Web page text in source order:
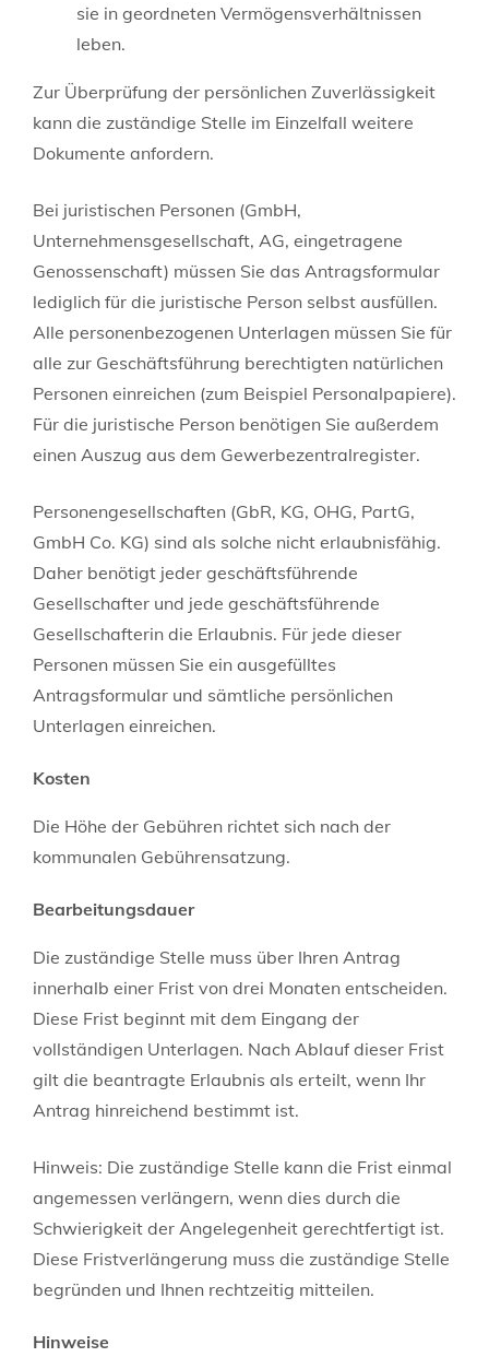
sie in geordneten Vermögensverhältnissen
leben.
Zur Überprüfung der persönlichen Zuverlässigkeit
kann die zuständige Stelle im Einzelfall weitere
Dokumente anfordern.
Bei juristischen Personen (GmbH,
Unternehmensgesellschaft, AG, eingetragene
Genossenschaft) müssen Sie das Antragsformular
lediglich für die juristische Person selbst ausfüllen.
Alle personenbezogenen Unterlagen müssen Sie für
alle zur Geschäftsführung berechtigten natürlichen
Personen einreichen (zum Beispiel Personalpapiere).
Für die juristische Person benötigen Sie außerdem
einen Auszug aus dem Gewerbezentralregister.
Personengesellschaften (GbR, KG, OHG, PartG,
GmbH Co. KG) sind als solche nicht erlaubnisfähig.
Daher benötigt jeder geschäftsführende
Gesellschafter und jede geschäftsführende
Gesellschafterin die Erlaubnis. Für jede dieser
Personen müssen Sie ein ausgefülltes
Antragsformular und sämtliche persönlichen
Unterlagen einreichen.
Kosten
Die Höhe der Gebühren richtet sich nach der
kommunalen Gebührensatzung.
Bearbeitungsdauer
Die zuständige Stelle muss über Ihren Antrag
innerhalb einer Frist von drei Monaten entscheiden.
Diese Frist beginnt mit dem Eingang der
vollständigen Unterlagen. Nach Ablauf dieser Frist
gilt die beantragte Erlaubnis als erteilt, wenn Ihr
Antrag hinreichend bestimmt ist.
Hinweis: Die zuständige Stelle kann die Frist einmal
angemessen verlängern, wenn dies durch die
Schwierigkeit der Angelegenheit gerechtfertigt ist.
Diese Fristverlängerung muss die zuständige Stelle
begründen und Ihnen rechtzeitig mitteilen.
Hinweise